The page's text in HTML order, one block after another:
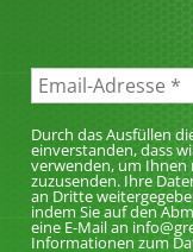
Durch das Ausfüllen
einverstanden, dass
verwenden, um Ihnen
zuzusenden. Ihre
an Dritte
indem Sie auf den
eine E-Mail an
Informationen zum